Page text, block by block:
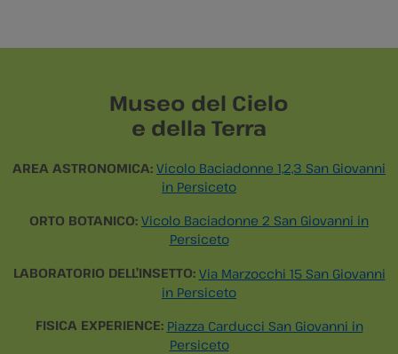
Museo del Cielo
e della Terra
AREA ASTRONOMICA: Vicolo Baciadonne 1,2,3 San Giovanni
in Persiceto
ORTO BOTANICO: Vicolo Baciadonne 2 San Giovanni in
Persiceto
LABORATORIO DELL’INSETTO: Via Marzocchi 15 San Giovanni
in Persiceto
FISICA EXPERIENCE: Piazza Carducci San Giovanni in
Persiceto